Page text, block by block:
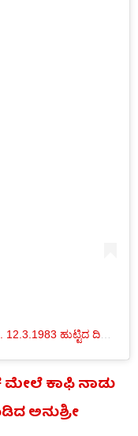
A post shared by ಕಾಫಿ ನಾಡು ಚಂದು 🙏 Dt . 12.3.1983 ಹುಟ್ಟಿದ ದಿನ. ವಯಸ್ಸು.41 (@coffeenaduchandu__ag.41)
ಮೇಲೆ ಕಾಫಿ ನಾಡು
ಅನುಶ್ರೀ